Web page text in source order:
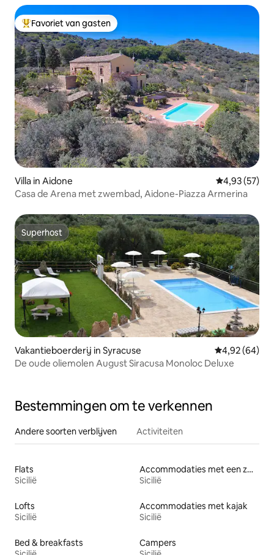
Topfavoriet van gasten
Favoriet van gasten
Villa in Aidone Gemiddelde
4,93 (57)
Casa de Arena met zwembad, Aidone-Piazza Armerina
Superhost
Superhost
Vakantieboerderij in Syracuse Gemiddelde
4,92 (64)
De oude oliemolen August Siracusa Monoloc Deluxe
Bestemmingen om te verkennen
Andere soorten verblijven Activiteiten
Flats
Sicilië
Accommodaties met een zwembad
Sicilië
Lofts
Sicilië
Accommodaties met kajak
Sicilië
Bed & breakfasts
Campers